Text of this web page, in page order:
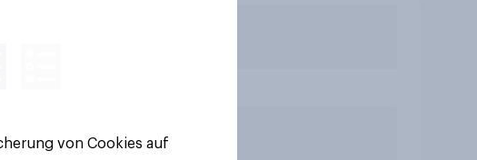
von Cookies auf